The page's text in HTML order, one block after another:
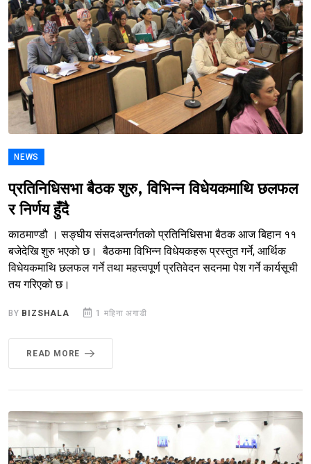
NEWS
प्रतिनिधिसभा बैठक शुरु, विभिन्न विधेयकमाथि छलफल
र निर्णय हुँदै
काठमाण्डौ । सङ्घीय संसदअन्तर्गतको प्रतिनिधिसभा बैठक आज बिहान ११
बजेदेखि शुरु भएको छ। बैठकमा विभिन्न विधेयकहरू प्रस्तुत गर्ने, आर्थिक
विधेयकमाथि छलफल गर्ने तथा महत्त्वपूर्ण प्रतिवेदन सदनमा पेश गर्ने कार्यसूची
तय गरिएको छ।
BY BIZSHALA 1 महिना अगाडी
READ MORE